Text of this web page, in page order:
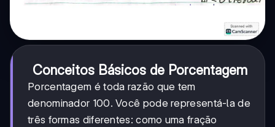
Conceitos Básicos de Porcentagem
Porcentagem é toda razão que tem
denominador 100. Você pode representá-la de
três formas diferentes: como uma fração